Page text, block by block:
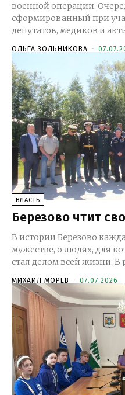
военной операции.
сформированный при
депутатов, медиков и
ОЛЬГА ЗОЛЬНИКОВА -
ВЛАСТЬ
Березово чтит
В истории Березово
мужестве, о людях, для
стал делом всей жизни. В
МИХАИЛ МОРЕВ - 07.07.2026